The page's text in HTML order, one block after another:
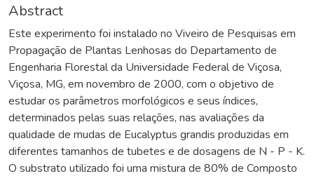
Abstract
Este experimento foi instalado no Viveiro de Pesquisas em
Propagação de Plantas Lenhosas do Departamento de
Engenharia Florestal da Universidade Federal de Viçosa,
Viçosa, MG, em novembro de 2000, com o objetivo de
estudar os parâmetros morfológicos e seus índices,
determinados pelas suas relações, nas avaliações da
qualidade de mudas de Eucalyptus grandis produzidas em
diferentes tamanhos de tubetes e de dosagens de N - P - K.
O substrato utilizado foi uma mistura de 80% de Composto